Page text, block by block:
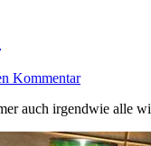
Kommentar
auch irgendwie alle